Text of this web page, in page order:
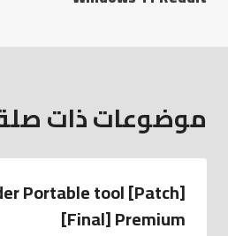
موضوعات ذات
Portable tool [Patch]
[Final] Premium